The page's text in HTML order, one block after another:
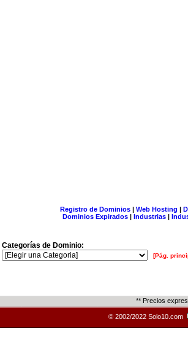
Registro de Dominios| Web Hosting |
Dominios Expirados | Industrias |
Categorías de Dominio:
[Pág.
** Precios
© 2002/2022 Solo10.com